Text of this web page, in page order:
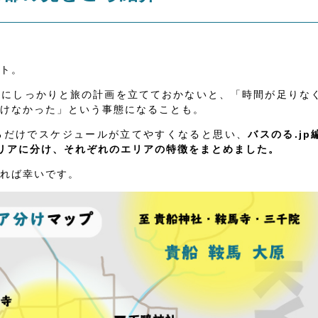
。
しっかりと旅の計画を立てておかないと、「時間が足りな
なかった」という事態になることも。
けでスケジュールが立てやすくなると思い、バスのる.jp
に分け、それぞれのエリアの特徴をまとめました。
ば幸いです。